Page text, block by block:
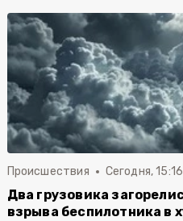
Происшествия Сегодня, 15:16
Два грузовика
взрыва беспилотника в